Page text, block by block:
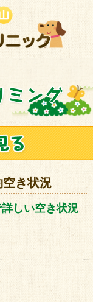
空き状況
しい空き状況